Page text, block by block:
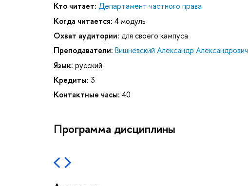
Кто читает: Департамент частного права
Когда читается: 4 модуль
Охват аудитории: для своего кампуса
Преподаватели: Вишневский Александр Александрович
Язык: русский
Кредиты: 3
Контактные часы: 40
Программа дисциплины